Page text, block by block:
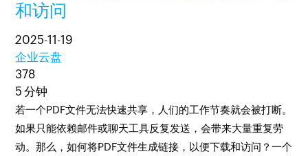
和访问
2025-11-19
企业云盘
378
5 分钟
若一个PDF文件无法快速共享，人们的工作节奏就会被打断。
如果只能依赖邮件或聊天工具反复发送，会带来大量重复劳
动。那么，如何将PDF文件生成链接，以便下载和访问？一个